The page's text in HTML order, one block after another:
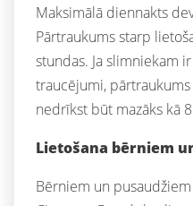
Maksimālā diennakts
Pārtraukums starp
stundas. Ja slimniekam
traucējumi,
nedrīkst būt mazāks kā
Lietošana bērniem
Bērniem un